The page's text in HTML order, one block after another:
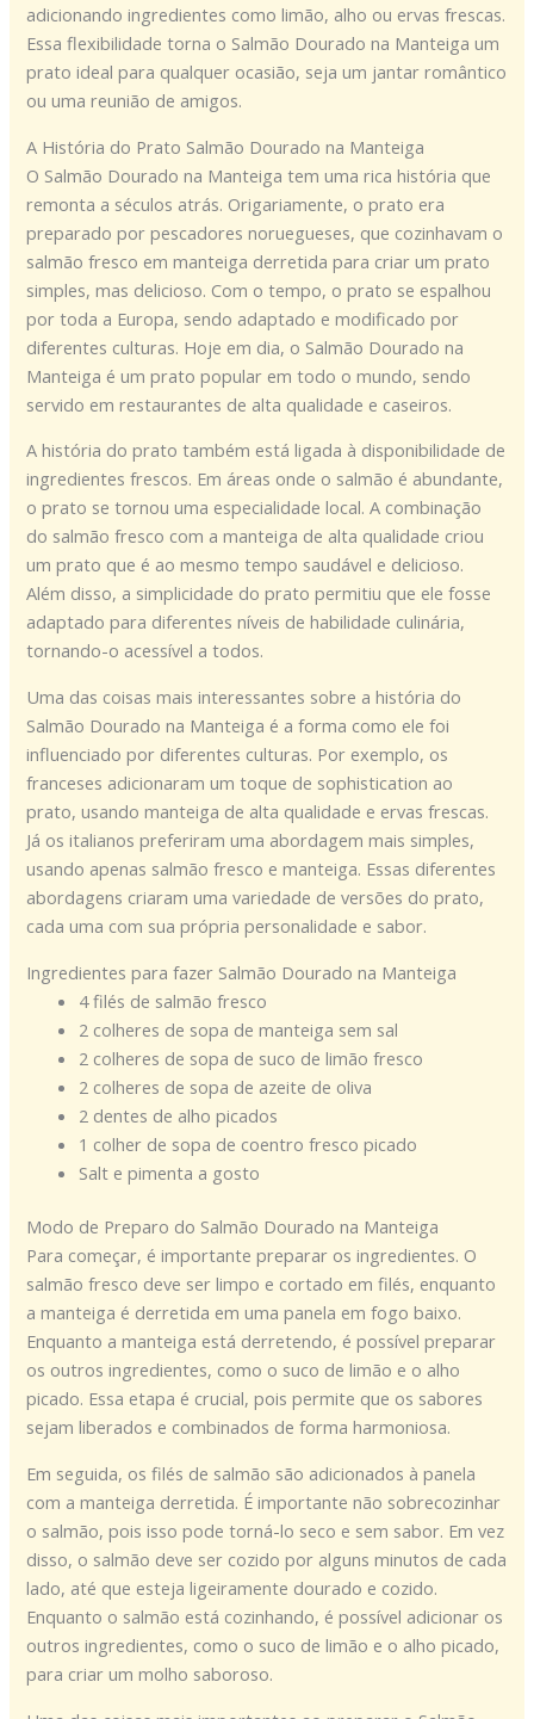
adicionando ingredientes como limão, alho ou ervas frescas.
Essa flexibilidade torna o Salmão Dourado na Manteiga um
prato ideal para qualquer ocasião, seja um jantar romântico
ou uma reunião de amigos.
A História do Prato Salmão Dourado na Manteiga
O Salmão Dourado na Manteiga tem uma rica história que
remonta a séculos atrás. Origariamente, o prato era
preparado por pescadores noruegueses, que cozinhavam o
salmão fresco em manteiga derretida para criar um prato
simples, mas delicioso. Com o tempo, o prato se espalhou
por toda a Europa, sendo adaptado e modificado por
diferentes culturas. Hoje em dia, o Salmão Dourado na
Manteiga é um prato popular em todo o mundo, sendo
servido em restaurantes de alta qualidade e caseiros.
A história do prato também está ligada à disponibilidade de
ingredientes frescos. Em áreas onde o salmão é abundante,
o prato se tornou uma especialidade local. A combinação
do salmão fresco com a manteiga de alta qualidade criou
um prato que é ao mesmo tempo saudável e delicioso.
Além disso, a simplicidade do prato permitiu que ele fosse
adaptado para diferentes níveis de habilidade culinária,
tornando-o acessível a todos.
Uma das coisas mais interessantes sobre a história do
Salmão Dourado na Manteiga é a forma como ele foi
influenciado por diferentes culturas. Por exemplo, os
franceses adicionaram um toque de sophistication ao
prato, usando manteiga de alta qualidade e ervas frescas.
Já os italianos preferiram uma abordagem mais simples,
usando apenas salmão fresco e manteiga. Essas diferentes
abordagens criaram uma variedade de versões do prato,
cada uma com sua própria personalidade e sabor.
Ingredientes para fazer Salmão Dourado na Manteiga
4 filés de salmão fresco
2 colheres de sopa de manteiga sem sal
2 colheres de sopa de suco de limão fresco
2 colheres de sopa de azeite de oliva
2 dentes de alho picados
1 colher de sopa de coentro fresco picado
Salt e pimenta a gosto
Modo de Preparo do Salmão Dourado na Manteiga
Para começar, é importante preparar os ingredientes. O
salmão fresco deve ser limpo e cortado em filés, enquanto
a manteiga é derretida em uma panela em fogo baixo.
Enquanto a manteiga está derretendo, é possível preparar
os outros ingredientes, como o suco de limão e o alho
picado. Essa etapa é crucial, pois permite que os sabores
sejam liberados e combinados de forma harmoniosa.
Em seguida, os filés de salmão são adicionados à panela
com a manteiga derretida. É importante não sobrecozinhar
o salmão, pois isso pode torná-lo seco e sem sabor. Em vez
disso, o salmão deve ser cozido por alguns minutos de cada
lado, até que esteja ligeiramente dourado e cozido.
Enquanto o salmão está cozinhando, é possível adicionar os
outros ingredientes, como o suco de limão e o alho picado,
para criar um molho saboroso.